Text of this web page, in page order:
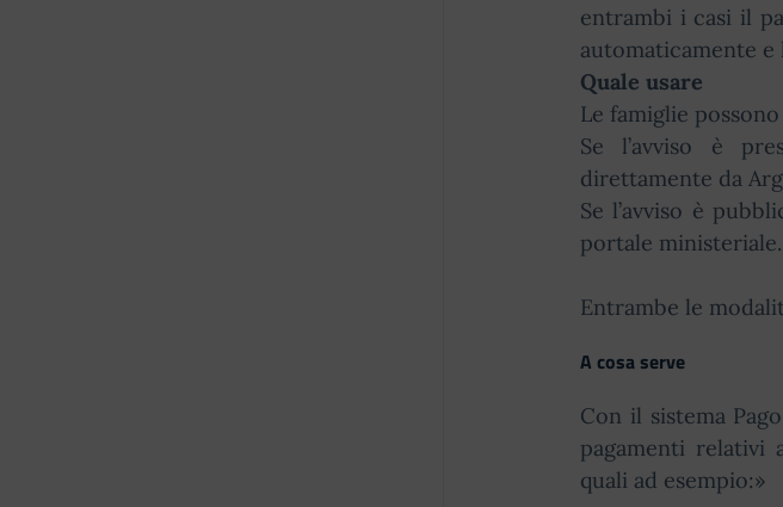
entrambi i casi il
automaticamente
Quale usare
Le famiglie
Se l’avviso è
direttamente da
Se l’avviso è
portale ministeriale.
Entrambe le
A cosa serve
Con il sistema
pagamenti relativi
quali ad esempio:»